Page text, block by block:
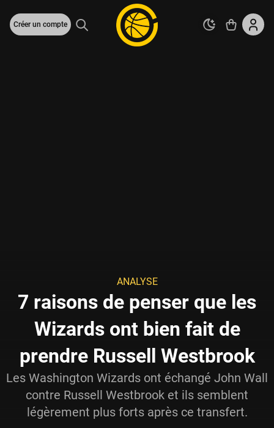
Créer un compte
ANALYSE
7 raisons de penser que les
Wizards ont bien fait de
prendre Russell Westbrook
Les Washington Wizards ont échangé John Wall
contre Russell Westbrook et ils semblent
légèrement plus forts après ce transfert.